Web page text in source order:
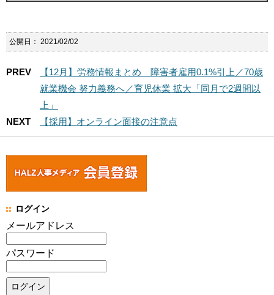
公開日： 2021/02/02
PREV
【12月】労務情報まとめ 障害者雇用0.1%引上／70歳
就業機会 努力義務へ／育児休業 拡大「同月で2週間以
上」
NEXT
【採用】オンライン面接の注意点
ログイン
メールアドレス
パスワード